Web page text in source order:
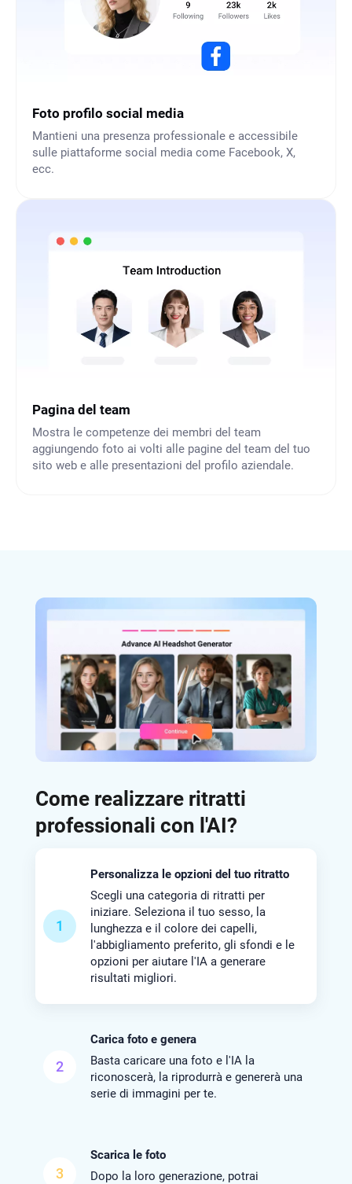
Foto profilo social media
Mantieni una presenza professionale e accessibile
sulle piattaforme social media come Facebook, X,
ecc.
Pagina del team
Mostra le competenze dei membri del team
aggiungendo foto ai volti alle pagine del team del tuo
sito web e alle presentazioni del profilo aziendale.
Come realizzare ritratti
professionali con l'AI?
1
Personalizza le opzioni del tuo ritratto
Scegli una categoria di ritratti per
iniziare. Seleziona il tuo sesso, la
lunghezza e il colore dei capelli,
l'abbigliamento preferito, gli sfondi e le
opzioni per aiutare l'IA a generare
risultati migliori.
2
Carica foto e genera
Basta caricare una foto e l'IA la
riconoscerà, la riprodurrà e genererà una
serie di immagini per te.
3
Scarica le foto
Dopo la loro generazione, potrai